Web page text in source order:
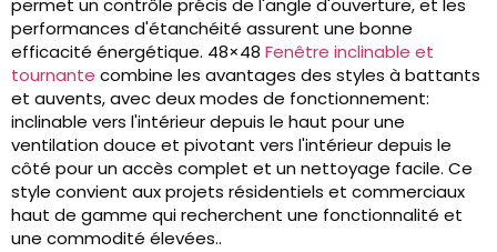
permet un contrôle précis de l'angle d'ouverture, et les
performances d'étanchéité assurent une bonne
efficacité énergétique. 48×48 Fenêtre inclinable et
tournante combine les avantages des styles à battants
et auvents, avec deux modes de fonctionnement:
inclinable vers l'intérieur depuis le haut pour une
ventilation douce et pivotant vers l'intérieur depuis le
côté pour un accès complet et un nettoyage facile. Ce
style convient aux projets résidentiels et commerciaux
haut de gamme qui recherchent une fonctionnalité et
une commodité élevées..